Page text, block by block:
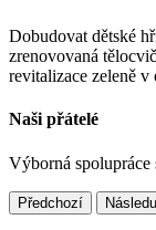
Dobudovat dětské
zrenovovaná
revitalizace zeleně
Naši přátelé
Výborná
Předchozí